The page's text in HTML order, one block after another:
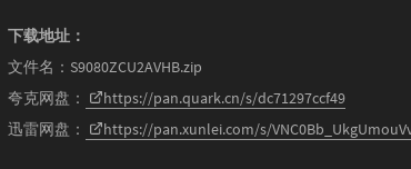
下载地址：
文件名：S9080ZCU2AVHB.zip
夸克网盘：
https://pan.quark.cn/s/dc71297ccf49
迅雷网盘：
https://pan.xunlei.com/s/